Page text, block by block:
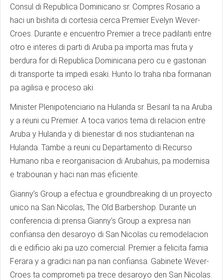
Consul di Republica Dominicano sr. Compres Rosario a
haci un bishita di cortesia cerca Premier Evelyn Wever-
Croes. Durante e encuentro Premier a trece padilanti entre
otro e interes di parti di Aruba pa importa mas fruta y
berdura for di Republica Dominicana pero cu e gastonan
di transporte ta impedi esaki. Hunto lo traha riba formanan
pa agilisa e proceso aki.
Minister Plenipotenciario na Hulanda sr. Besaril ta na Aruba
y a reuni cu Premier. A toca varios tema di relacion entre
Aruba y Hulanda y di bienestar di nos studiantenan na
Hulanda. Tambe a reuni cu Departamento di Recurso
Humano riba e reorganisacion di Arubahuis, pa modernisa
e trabounan y haci nan mas eficiente.
Gianny’s Group a efectua e groundbreaking di un proyecto
unico na San Nicolas, The Old Barbershop. Durante un
conferencia di prensa Gianny’s Group a expresa nan
confiansa den desaroyo di San Nicolas cu remodelacion
di e edificio aki pa uzo comercial. Premier a felicita famia
Ferara y a gradici nan pa nan confiansa. Gabinete Wever-
Croes ta comprometi pa trece desaroyo den San Nicolas.